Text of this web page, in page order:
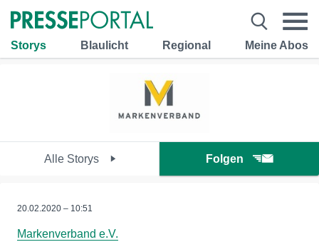
Storys Blaulicht Regional Meine Abos
Alle Storys Folgen
20.02.2020 – 10:51
Markenverband e.V.